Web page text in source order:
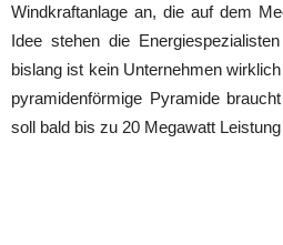
Windkraftanlage an, die auf dem
Idee stehen die
bislang ist kein Unternehmen
pyramidenförmige Pyramide
soll bald bis zu 20 Megawatt